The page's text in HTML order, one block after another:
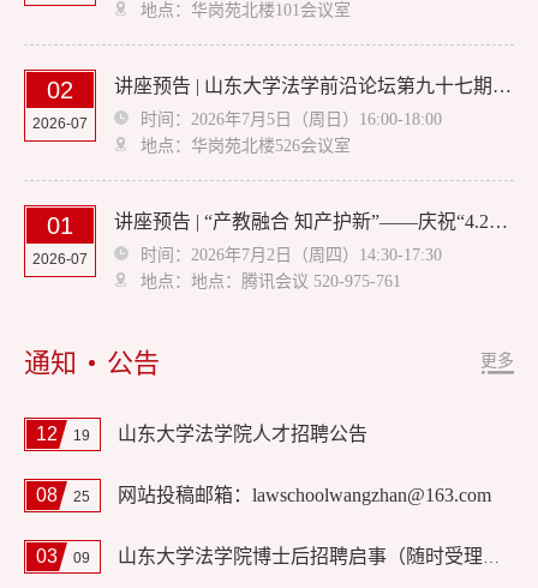
地点：华岗苑北楼101会议室
02
2026-07
讲座预告 | 山东大学法学前沿论坛第九十七期：生成式人工智能的侵权风险及其应对 山东大学法学院
时间：2026年7月5日（周日）16:00-18:00
地点：华岗苑北楼526会议室
01
2026-07
讲座预告 | “产教融合 知产护新”——庆祝“4.26世界知识产权日”系列活动:从国内保护到全球维权:知识产权实务领域的蓝海市场
时间：2026年7月2日（周四）14:30-17:30
地点：地点：腾讯会议 520-975-761
通知 公告 更多
12 19 山东大学法学院人才招聘公告
08 25 网站投稿邮箱：lawschoolwangzhan@163.com
03 09 山东大学法学院博士后招聘启事（随时受理申请）